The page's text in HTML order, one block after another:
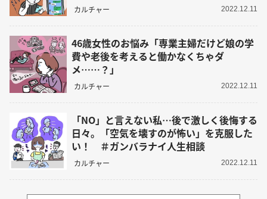
カルチャー 2022.12.11
46歳女性のお悩み「専業主婦だけど娘の学
費や老後を考えると働かなくちゃダ
メ……？」
カルチャー 2022.12.11
「NO」と言えない私…後で激しく後悔する
日々。「空気を壊すのが怖い」を克服した
い！ ＃ガンバラナイ人生相談
カルチャー 2022.12.11